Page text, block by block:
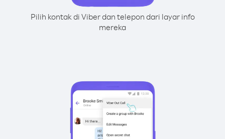
Pilih kontak di Viber dan telepon dari layar info
mereka